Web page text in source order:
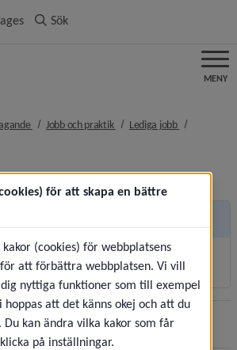
Sök
MENY
nivå i brödsmulenavigeringen
Jobb och praktik nivå i
Lediga jobb nivå i
sommarjobb
2026-07-30 Dela
för att skapa en bättre
(cookies) för webbplatsens
att förbättra webbplatsen. Vi vill
nyttiga funktioner som till exempel
hoppas att det känns okej och att du
Du kan ändra vilka kakor som får
på inställningar.